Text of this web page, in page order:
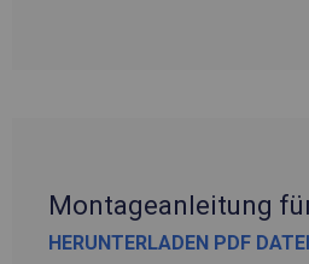
Montageanleitung
HERUNTERLADEN PDF DATEI